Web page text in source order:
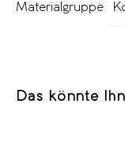
Materialgruppe
Das könnte